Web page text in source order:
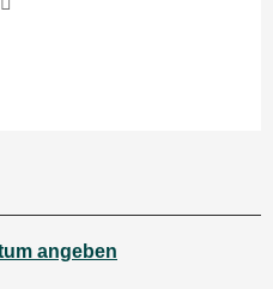
angeben